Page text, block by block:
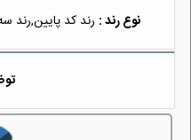
نوع رند : رند کد پایین,رند